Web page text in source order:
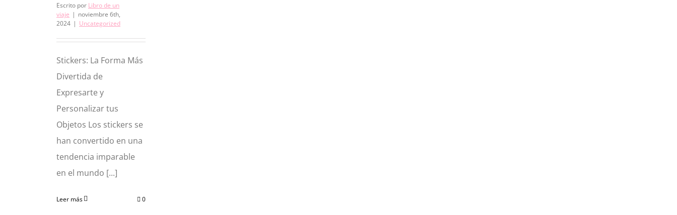
Escrito por Libro de un
viaje | noviembre 6th,
2024 | Uncategorized
Stickers: La Forma Más
Divertida de
Expresarte y
Personalizar tus
Objetos Los stickers se
han convertido en una
tendencia imparable
en el mundo [...]
Leer más 0